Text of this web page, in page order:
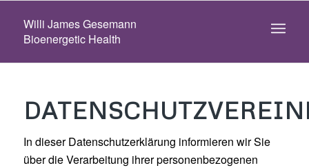
Willi James Gesemann
Bioenergetic Health
In dieser Datenschutzerklärung informieren wir Sie
über die Verarbeitung ihrer personenbezogenen